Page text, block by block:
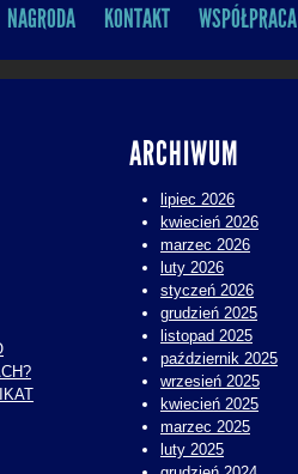
NAGRODA KONTAKT WSPÓŁPRACA
ARCHIWUM
lipiec 2026
kwiecień 2026
marzec 2026
luty 2026
styczeń 2026
grudzień 2025
listopad 2025
październik 2025
wrzesień 2025
kwiecień 2025
marzec 2025
luty 2025